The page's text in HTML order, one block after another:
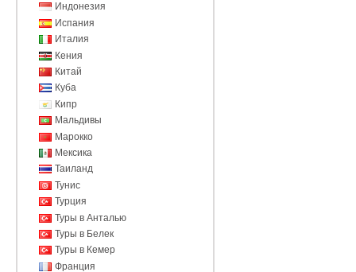
Индонезия
Испания
Италия
Кения
Китай
Куба
Кипр
Мальдивы
Марокко
Мексика
Таиланд
Тунис
Турция
Туры в Анталью
Туры в Белек
Туры в Кемер
Франция